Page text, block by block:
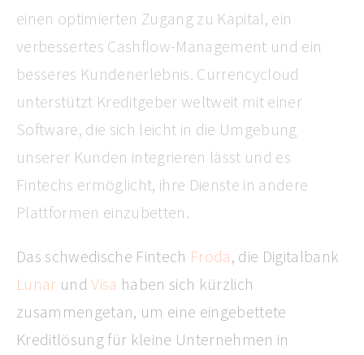
einen optimierten Zugang zu Kapital, ein
verbessertes Cashflow-Management und ein
besseres Kundenerlebnis. Currencycloud
unterstützt Kreditgeber weltweit mit einer
Software, die sich leicht in die Umgebung
unserer Kunden integrieren lässt und es
Fintechs ermöglicht, ihre Dienste in andere
Plattformen einzubetten.
Das schwedische Fintech Froda, die Digitalbank
Lunar undVisa haben sich kürzlich
zusammengetan, um eine eingebettete
Kreditlösung für kleine Unternehmen in